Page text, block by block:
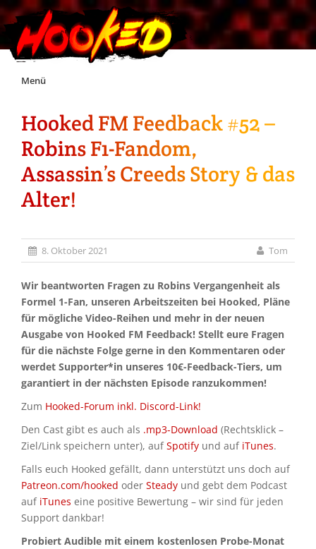
Skip
Menü
Unterstützt Hooked!
Exklusiv für Supporter*innen
Impressum
Jobs
Discord
Hooked FM Feedback #52 –
Robins F1-Fandom,
Assassin’s Creeds Story & das
Alter!
8. Oktober 2021 Tom
Wir beantworten Fragen zu Robins Vergangenheit als
Formel 1-Fan, unseren Arbeitszeiten bei Hooked, Pläne
für mögliche Video-Reihen und mehr in der neuen
Ausgabe von Hooked FM Feedback! Stellt eure Fragen
für die nächste Folge gerne in den Kommentaren oder
werdet Supporter*in unseres 10€-Feedback-Tiers, um
garantiert in der nächsten Episode ranzukommen!
Zum Hooked-Forum inkl. Discord-Link!
Den Cast gibt es auch als .mp3-Download (Rechtsklick –
Ziel/Link speichern unter), aufSpotify und auf iTunes.
Falls euch Hooked gefällt, dann unterstützt uns doch auf
Patreon.com/hooked oder Steady und gebt dem Podcast
auf iTunes eine positive Bewertung – wir sind für jeden
Support dankbar!
Probiert Audible mit einem kostenlosen Probe-Monat